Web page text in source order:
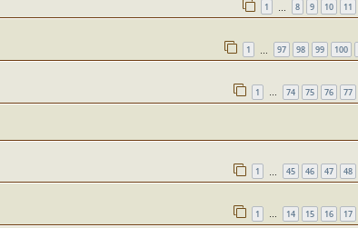
1 8 9 10 11
1 97 98 99 100
1 … 74 75 76 77
1 45 46 47 48
1 … 14 15 16 17